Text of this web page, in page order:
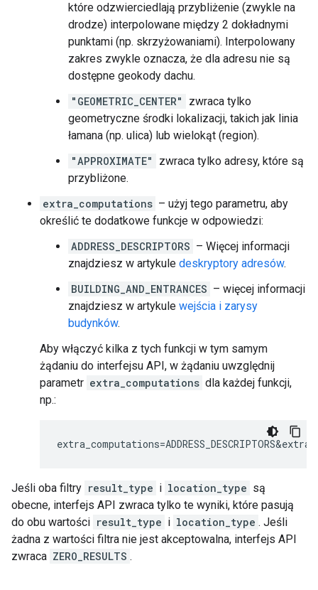
które odzwierciedlają przybliżenie (zwykle na
drodze) interpolowane między 2 dokładnymi
punktami (np. skrzyżowaniami). Interpolowany
zakres zwykle oznacza, że dla adresu nie są
dostępne geokody dachu.
"GEOMETRIC_CENTER"
zwraca tylko
geometryczne środki lokalizacji, takich jak linia
łamana (np. ulica) lub wielokąt (region).
"APPROXIMATE"
zwraca tylko adresy, które są
przybliżone.
extra_computations – użyj tego parametru, aby
określić te dodatkowe funkcje w odpowiedzi:
ADDRESS_DESCRIPTORS – Więcej informacji
znajdziesz w artykule deskryptory adresów.
BUILDING_AND_ENTRANCES – więcej informacji
znajdziesz w artykule wejścia i zarysy
budynków.
Aby włączyć kilka z tych funkcji w tym samym
żądaniu do interfejsu API, w żądaniu uwzględnij
parametr extra_computations dla każdej funkcji,
np.:
Jeśli oba filtry result_type i location_type są
obecne, interfejs API zwraca tylko te wyniki, które pasują
do obu wartości result_type i location_type . Jeśli
żadna z wartości filtra nie jest akceptowalna, interfejs API
zwraca ZERO_RESULTS .